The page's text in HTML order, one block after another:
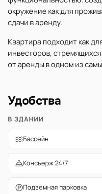
окружение как для
сдачи в аренду.
Квартира подходит как
инвесторов,
от аренды в одном из
Удобства
В ЗДАНИИ
Бассейн
Консьерж 24/7
Подземная парковка